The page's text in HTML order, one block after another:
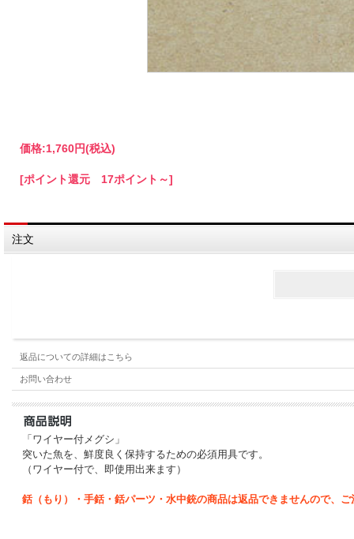
価格:1,760円(税込)
[ポイント還元 17ポイント～]
注文
返品についての詳細はこちら
お問い合わせ
「 ワイヤー付メグシ」
突いた魚を、鮮度良く保持するための必須用具です。
（ワイヤー付で、即使用出来ます）
銛（もり）・手銛・銛パーツ・水中銃の商品は返品できませんので、